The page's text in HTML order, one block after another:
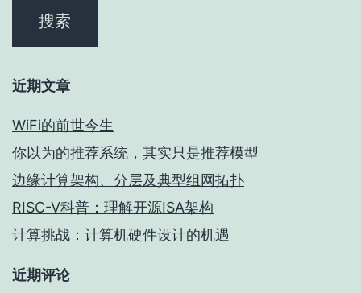
近期文章
WiFi的前世今生
你以为的推荐系统，其实只是推荐模型
边缘计算架构、分层及典型组网拓扑
RISC-V科普：理解开源ISA架构
计算挑战：计算机硬件设计的机遇
近期评论